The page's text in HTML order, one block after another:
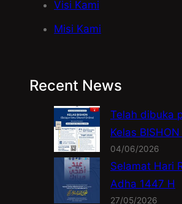
Visi Kami
Misi Kami
Recent News
Telah dibuka
Kelas
04/06/2026
Selamat Hari
Adha 1447 H
27/05/2026